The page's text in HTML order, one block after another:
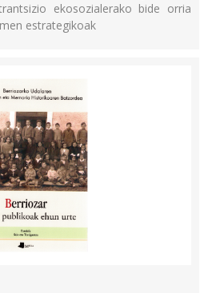
ekosozialerako bide orria
estrategikoak